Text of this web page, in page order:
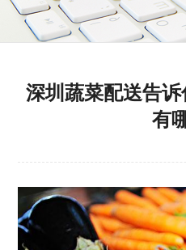
深圳蔬菜配送告
有